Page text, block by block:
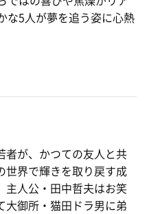
な5人が夢を追う姿に心熱
者が、かつての友人と共
世界で輝きを取り戻す成
主人公・田中哲夫はお笑
大御所・猫田ドラ男に弟